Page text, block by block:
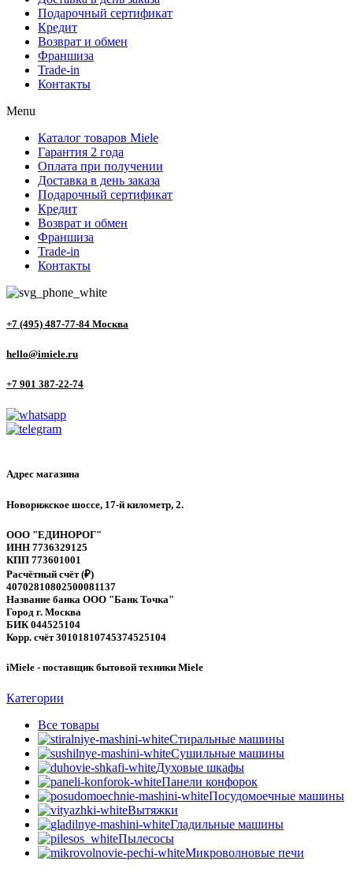
Подарочный сертификат
Кредит
Возврат и обмен
Франшиза
Trade-in
Контакты
Menu
Каталог товаров Miele
Гарантия 2 года
Оплата при получении
Доставка в день заказа
Подарочный сертификат
Кредит
Возврат и обмен
Франшиза
Trade-in
Контакты
+7 (495) 487-77-84 Москва
hello@imiele.ru
+7 901 387-22-74
Адрес магазина
Новорижское шоссе, 17-й километр, 2.
ООО "ЕДИНОРОГ"
ИНН 7736329125
КПП 773601001
Расчётный счёт (₽)
40702810802500081137
Название банка ООО "Банк Точка"
Город г. Москва
БИК 044525104
Корр. счёт 30101810745374525104
iMiele - поставщик бытовой техники Miele
Категории
Все товары
Стиральные машины
Сушильные машины
Духовые шкафы
Панели конфорок
Посудомоечные машины
Вытяжки
Гладильные машины
Пылесосы
Микроволновые печи